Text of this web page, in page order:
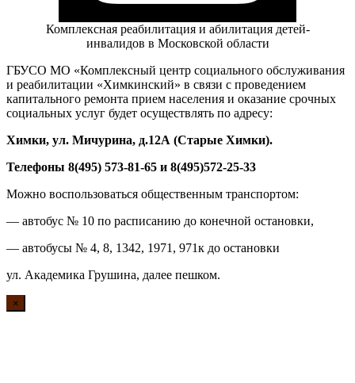
Комплексная реабилитация и абилитация детей-
инвалидов в Московской области
ГБУСО МО «Комплексный центр социального обслуживания
и реабилитации «Химкинский» в связи с проведением
капитального ремонта прием населения и оказание срочных
социальных услуг будет осуществлять по адресу:
Химки, ул. Мичурина, д.12А (Старые Химки).
Телефоны 8(495) 573-81-65 и 8(495)572-25-33
Можно воспользоваться общественным транспортом:
— автобус № 10 по расписанию до конечной остановки,
— автобусы № 4, 8, 1342, 1971, 971к до остановки
ул. Академика Грушина, далее пешком.
×